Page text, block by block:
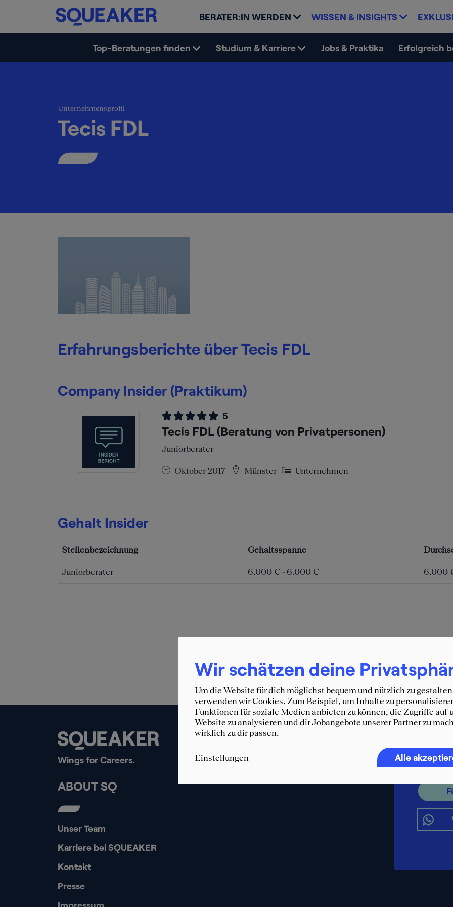
BERATER:IN WERDEN WISSEN & INSIGHTS
Top-Beratungen finden Studium & Karriere Jobs & Praktika Erfolgreich
Unternehmensprofil
Tecis FDL
Erfahrungsberichte über Tecis FDL
Company Insider (Praktikum)
5
Tecis FDL (Beratung von Privatpersonen)
Juniorberater
Oktober 2017 Münster Unternehmen
Gehalt Insider
Stellenbezeichnung Gehaltsspanne
Juniorberater 6.000 € - 6.000 € 6.000
Wings for Careers.
Immer
Erhalte
und
ABOUT SQ
Unser Team
Karriere bei SQUEAKER
Kontakt
Presse
Wir schätzen deine
Um die Website für dich möglichst bequem und nützlich zu
verwenden wir Cookies. Zum Beispiel, um Inhalte zu
Funktionen für soziale Medien anbieten zu können, die Zugriffe auf
Website zu analysieren und dir Jobangebote unserer Partner zu
wirklich zu dir passen.
Einstellungen Alle